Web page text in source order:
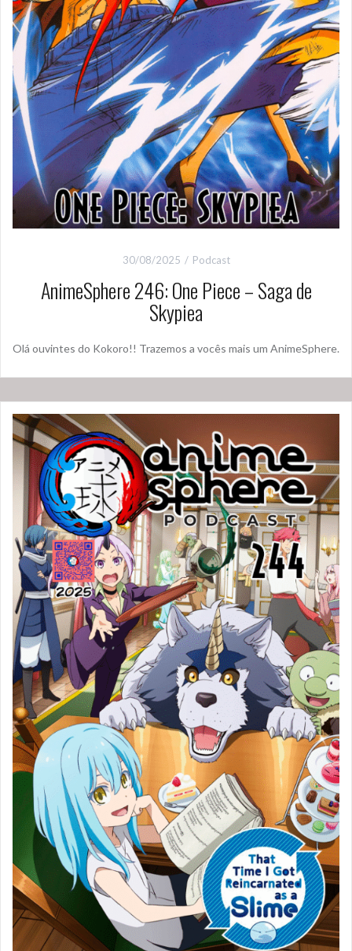
30/08/2025 Podcast
AnimeSphere 246: One Piece – Saga de
Skypiea
Olá ouvintes do Kokoro!! Trazemos a vocês mais um AnimeSphere.